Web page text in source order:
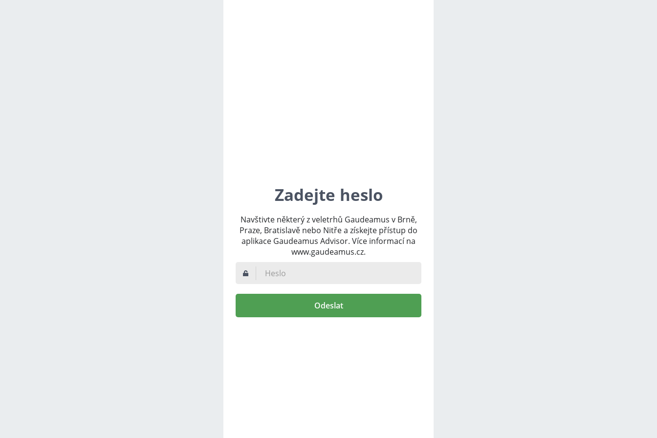
Zadejte heslo
Navštivte některý z veletrhů Gaudeamus v Brně,
Praze, Bratislavě nebo Nitře a získejte přístup do
aplikace Gaudeamus Advisor. Více informací na
www.gaudeamus.cz.
Odeslat